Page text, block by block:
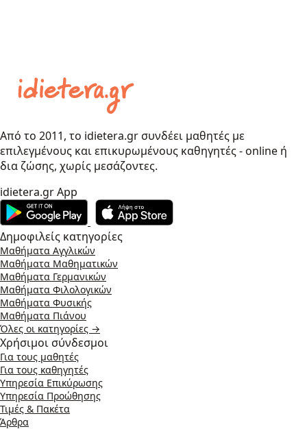
Από το 2011, το idietera.gr συνδέει μαθητές με
επιλεγμένους και επικυρωμένους καθηγητές - online ή
δια ζώσης, χωρίς μεσάζοντες.
idietera.gr App
Δημοφιλείς κατηγορίες
Μαθήματα Αγγλικών
Μαθήματα Μαθηματικών
Μαθήματα Γερμανικών
Μαθήματα Φιλολογικών
Μαθήματα Φυσικής
Μαθήματα Πιάνου
Όλες οι κατηγορίες →
Χρήσιμοι σύνδεσμοι
Για τους μαθητές
Για τους καθηγητές
Υπηρεσία Επικύρωσης
Υπηρεσία Προώθησης
Τιμές & Πακέτα
Άρθρα